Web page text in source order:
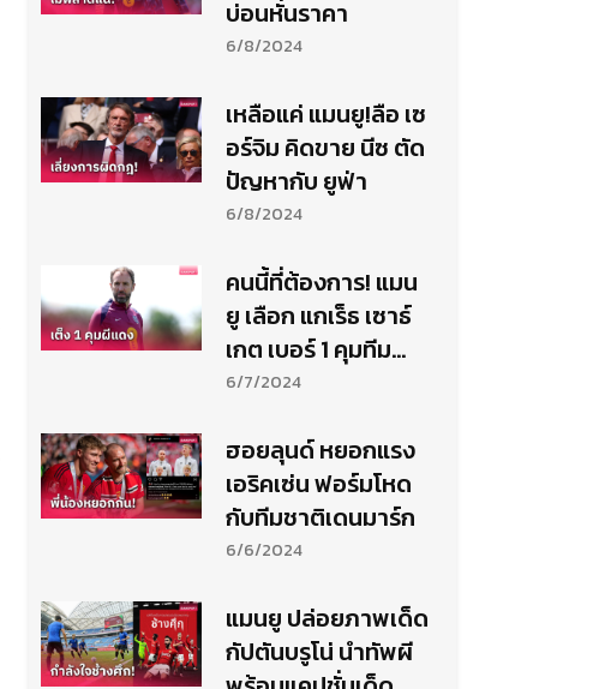
บ่อนหั่นราคา
6/8/2024
เหลือแค่ แมนยู!ลือ เซ
อร์จิม คิดขาย นีซ ตัด
ปัญหากับ ยูฟ่า
6/8/2024
คนนี้ที่ต้องการ! แมน
ยู เลือก แกเร็ธ เซาธ์
เกต เบอร์ 1 คุมทีม
แทน เอริค เทน ฮาก
6/7/2024
ฮอยลุนด์ หยอกแรง
เอริคเซ่น ฟอร์มโหด
กับทีมชาติเดนมาร์ก
6/6/2024
แมนยู ปล่อยภาพเด็ด
กัปตันบรูโน่ นำทัพผี